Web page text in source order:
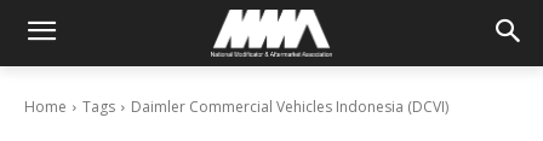
Home Tags Daimler Commercial Vehicles Indonesia (DCVI)